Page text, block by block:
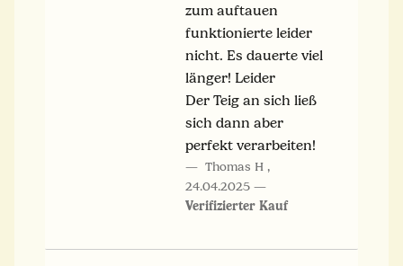
zum auftauen
funktionierte leider
nicht. Es dauerte viel
länger! Leider
Der Teig an sich ließ
sich dann aber
perfekt verarbeiten!
Thomas H ,
24.04.2025
Verifizierter Kauf